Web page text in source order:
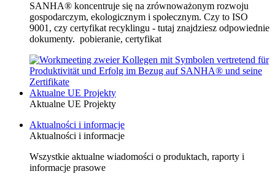
SANHA® koncentruje się na zrównoważonym rozwoju
gospodarczym, ekologicznym i społecznym. Czy to ISO
9001, czy certyfikat recyklingu - tutaj znajdziesz odpowiednie
dokumenty. pobieranie, certyfikat
Aktualne UE Projekty
Aktualne UE Projekty
Aktualności i informacje
Aktualności i informacje
Wszystkie aktualne wiadomości o produktach, raporty i
informacje prasowe